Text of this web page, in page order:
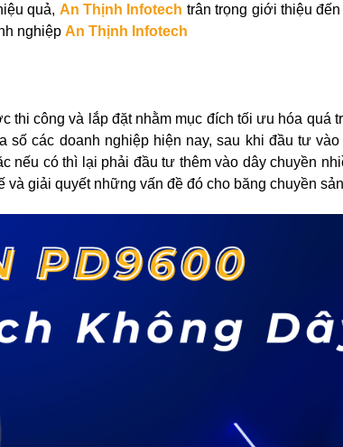
quả, An Thịnh Infotech trân trọng giới thiệu
nghiệp An Thịnh Infotech
công và lắp đặt nhằm mục đích tối ưu hóa quá
các doanh nghiệp hiện nay, sau khi đầu tư vào
có thì lại phải đầu tư thêm vào dây chuyền
và giải quyết những vấn đề đó cho băng chuyền